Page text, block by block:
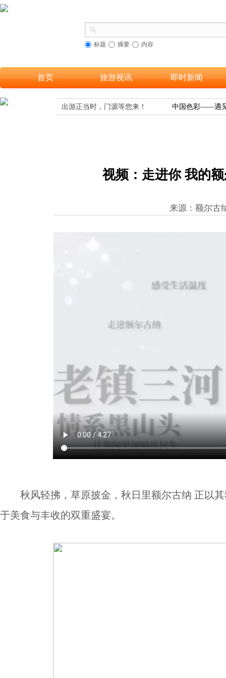
标题 摘要 内容
首页 旅游视讯 即时新闻
锦之美 出游正当时，门源等您来！ 中国色彩——遇见
视频：走进你 我的
来源：额尔
秋风轻拂，草原披金，秋日里额尔古纳 正以其
于美食与丰收的双重盛宴。